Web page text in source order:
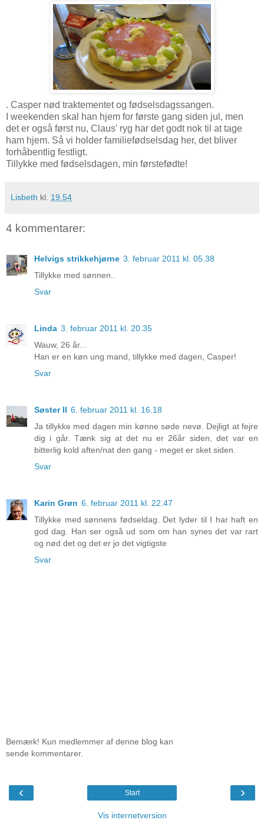
. Casper nød traktementet og fødselsdagssangen.
I weekenden skal han hjem for første gang siden jul, men
det er også først nu, Claus' ryg har det godt nok til at tage
ham hjem. Så vi holder familiefødselsdag her, det bliver
forhåbentlig festligt.
Tillykke med fødselsdagen, min førstefødte!
Lisbeth kl. 19.54
4 kommentarer:
Helvigs strikkehjørne 3. februar 2011 kl. 05.38
Tillykke med sønnen..
Svar
Linda 3. februar 2011 kl. 20.35
Wauw, 26 år...
Han er en køn ung mand, tillykke med dagen, Casper!
Svar
Søster II 6. februar 2011 kl. 16.18
Ja tillykke med dagen min kønne søde nevø. Dejligt at fejre
dig i går. Tænk sig at det nu er 26år siden, det var en
bitterlig kold aften/nat den gang - meget er sket siden.
Svar
Karin Grøn 6. februar 2011 kl. 22.47
Tillykke med sønnens fødseldag. Det lyder til I har haft en
god dag. Han ser også ud som om han synes det var rart
og nød det og det er jo det vigtigste
Svar
Bemærk! Kun medlemmer af denne blog kan
sende kommentarer.
‹ ›
Start
Vis internetversion